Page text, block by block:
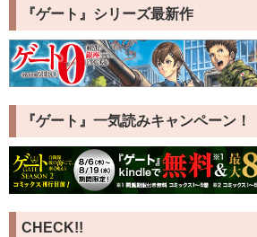
『ゲート』シリーズ最新作
『ゲート』一気読みキャンペーン！
CHECK!!